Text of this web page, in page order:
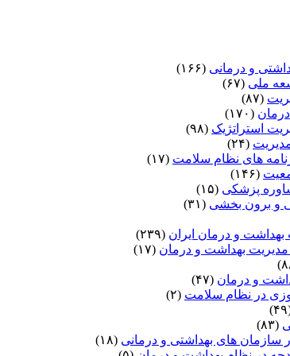
و درمانی (۱۶۶)
ملی (۶۷)
(۸۷)
(۱۷۰)
استراتژیک (۹۸)
(۲۴)
های نظام سلامت (۱۷)
(۱۴۶)
پزشکی (۱۵)
و برون بخشی (۳۱)
و درمان ایران (۲۳۹)
بهداشت و درمان (۱۷)
و درمان (۴۷)
در نظام سلامت (۲)
(۸۳)
سازمان های بهداشتی و درمانی (۱۸)